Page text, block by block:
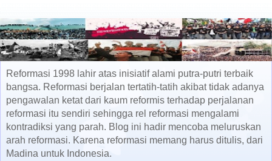
Reformasi 1998 lahir atas inisiatif alami putra-putri terbaik
bangsa. Reformasi berjalan tertatih-tatih akibat tidak adanya
pengawalan ketat dari kaum reformis terhadap perjalanan
reformasi itu sendiri sehingga rel reformasi mengalami
kontradiksi yang parah. Blog ini hadir mencoba meluruskan
arah reformasi. Karena reformasi memang harus ditulis, dari
Madina untuk Indonesia.